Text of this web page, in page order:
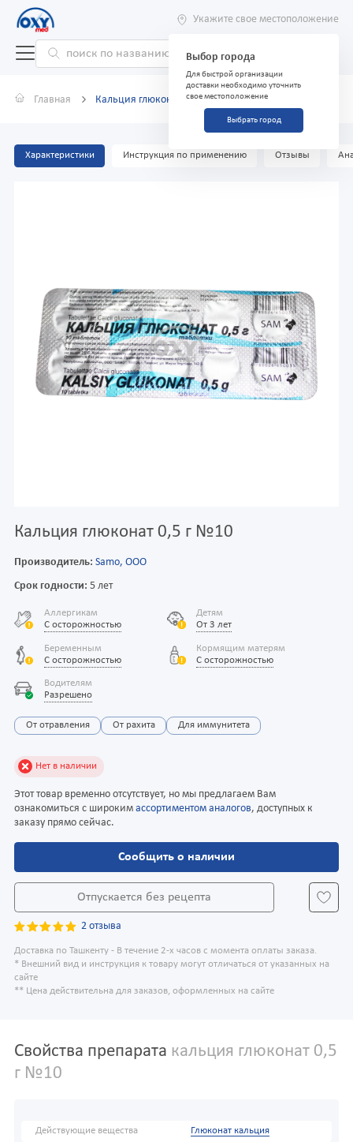
Укажите свое местоположение
Выбор города
Для быстрой организации
доставки необходимо уточнить
свое местоположение
Выбрать город
Главная Кальция глюконат 0,5 г №10
Характеристики Инструкция по применению Отзывы
Кальция глюконат 0,5 г №10
Производитель: Samo, OOO
Срок годности: 5 лет
Аллергикам
С осторожностью
Детям
От 3 лет
Беременным
С осторожностью
Кормящим матерям
С осторожностью
Водителям
Разрешено
От отравления От рахита Для иммунитета
Нет в наличии
Этот товар временно отсутствует, но мы предлагаем Вам
ознакомиться с широким ассортиментом аналогов, доступных к
заказу прямо сейчас.
Сообщить о наличии
Отпускается без рецепта
2 отзыва
Доставка по Ташкенту - В течение 2-х часов с момента оплаты заказа.
* Внешний вид и инструкция к товару могут отличаться от указанных на
сайте
** Цена действительна для заказов, оформленных на сайте
Свойства препарата кальция глюконат 0,5
г №10
Действующие вещества Глюконат кальция